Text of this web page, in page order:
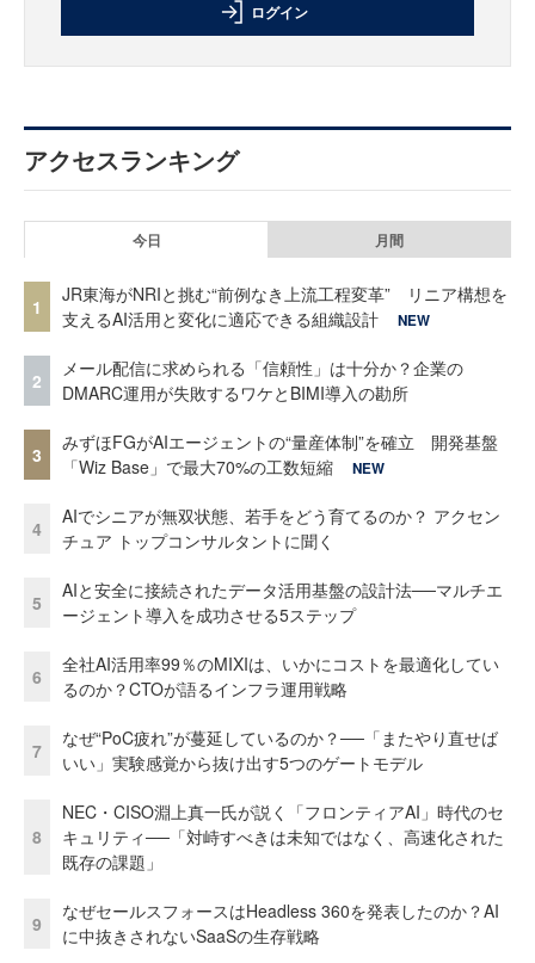
ログイン
アクセスランキング
今日 月間
1
JR東海がNRIと挑む“前例なき上流工程変革” リニア構想を
支えるAI活用と変化に適応できる組織設計
NEW
2
メール配信に求められる「信頼性」は十分か？企業の
DMARC運用が失敗するワケとBIMI導入の勘所
3
みずほFGがAIエージェントの“量産体制”を確立 開発基盤
「Wiz Base」で最大70%の工数短縮
NEW
4
AIでシニアが無双状態、若手をどう育てるのか？ アクセン
チュア トップコンサルタントに聞く
5
AIと安全に接続されたデータ活用基盤の設計法──マルチエ
ージェント導入を成功させる5ステップ
6
全社AI活用率99％のMIXIは、いかにコストを最適化してい
るのか？CTOが語るインフラ運用戦略
7
なぜ“PoC疲れ”が蔓延しているのか？──「またやり直せば
いい」実験感覚から抜け出す5つのゲートモデル
8
NEC・CISO淵上真一氏が説く「フロンティアAI」時代のセ
キュリティ──「対峙すべきは未知ではなく、高速化された
既存の課題」
9
なぜセールスフォースはHeadless 360を発表したのか？AI
に中抜きされないSaaSの生存戦略